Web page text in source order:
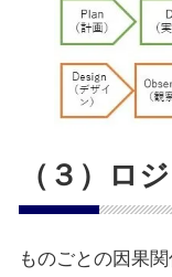
（３）ロ
ものごとの因果